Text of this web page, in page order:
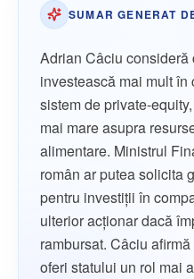
SUMAR GENERAT
Adrian Câciu consideră
investească mai mult
sistem de private-
mai mare asupra
alimentare. Ministrul
român ar putea solicita
pentru investiții în
ulterior acționar dacă
rambursat. Câciu
oferi statului un rol mai